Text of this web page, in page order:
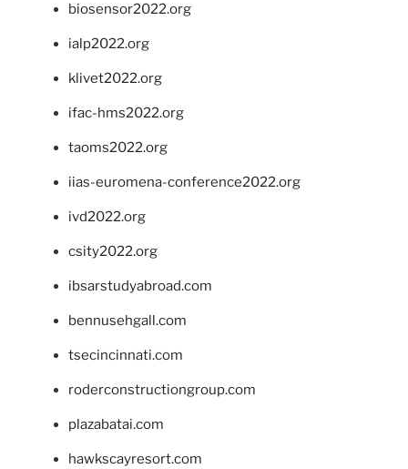
biosensor2022.org
ialp2022.org
klivet2022.org
ifac-hms2022.org
taoms2022.org
iias-euromena-conference2022.org
ivd2022.org
csity2022.org
ibsarstudyabroad.com
bennusehgall.com
tsecincinnati.com
roderconstructiongroup.com
plazabatai.com
hawkscayresort.com